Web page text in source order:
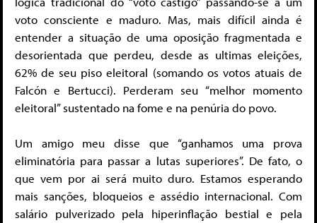
voto consciente e maduro. Mas, mais difícil ainda é
entender a situação de uma oposição fragmentada e
desorientada que perdeu, desde as ultimas eleições,
62% de seu piso eleitoral (somando os votos atuais de
Falcón e Bertucci). Perderam seu “melhor momento
eleitoral” sustentado na fome e na penúria do povo.
Um amigo meu disse que “ganhamos uma prova
eliminatória para passar a lutas superiores”. De fato, o
que vem por ai será muito duro. Estamos esperando
mais sanções, bloqueios e assédio internacional. Com
salário pulverizado pela hiperinflação bestial e pela